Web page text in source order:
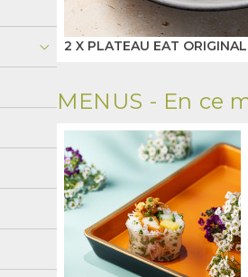
keyboard_arrow_down 2 X PLATEAU EAT ORIGINAL
MENUS - En ce